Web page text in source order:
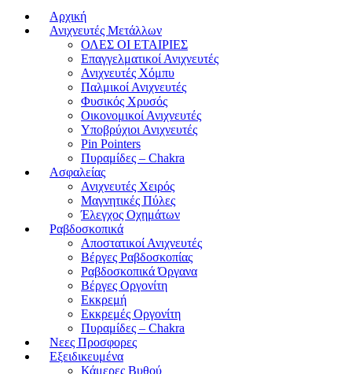
Αρχική
Ανιχνευτές Μετάλλων
ΟΛΕΣ ΟΙ ΕΤΑΙΡΙΕΣ
Επαγγελματικοί Ανιχνευτές
Ανιχνευτές Χόμπυ
Παλμικοί Ανιχνευτές
Φυσικός Χρυσός
Οικονομικοί Ανιχνευτές
Υποβρύχιοι Ανιχνευτές
Pin Pointers
Πυραμίδες – Chakra
Ασφαλείας
Ανιχνευτές Χειρός
Μαγνητικές Πύλες
Έλεγχος Οχημάτων
Ραβδοσκοπικά
Αποστατικοί Ανιχνευτές
Βέργες Ραβδοσκοπίας
Ραβδοσκοπικά Όργανα
Βέργες Οργονίτη
Εκκρεμή
Εκκρεμές Οργονίτη
Πυραμίδες – Chakra
Νεες Προσφορες
Εξειδικευμένα
Κάμερες Βυθού